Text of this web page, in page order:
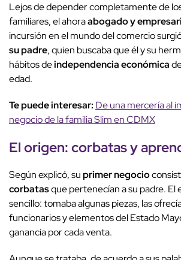
Lejos de depender completamente de
familiares, el ahoraabogado y
incursión en el mundo del comercio
su padre, quien buscaba que él y su
hábitos deindependencia económica
edad.
Te puede interesar: De una mercería al
negocio de la familia Slim en CDMX
El origen: corbatas y
Según explicó, suprimer negocio
corbatasque pertenecían a su padre. El
sencillo: tomaba algunas piezas, las
funcionarios y elementos del Estado
ganancia por cada venta.